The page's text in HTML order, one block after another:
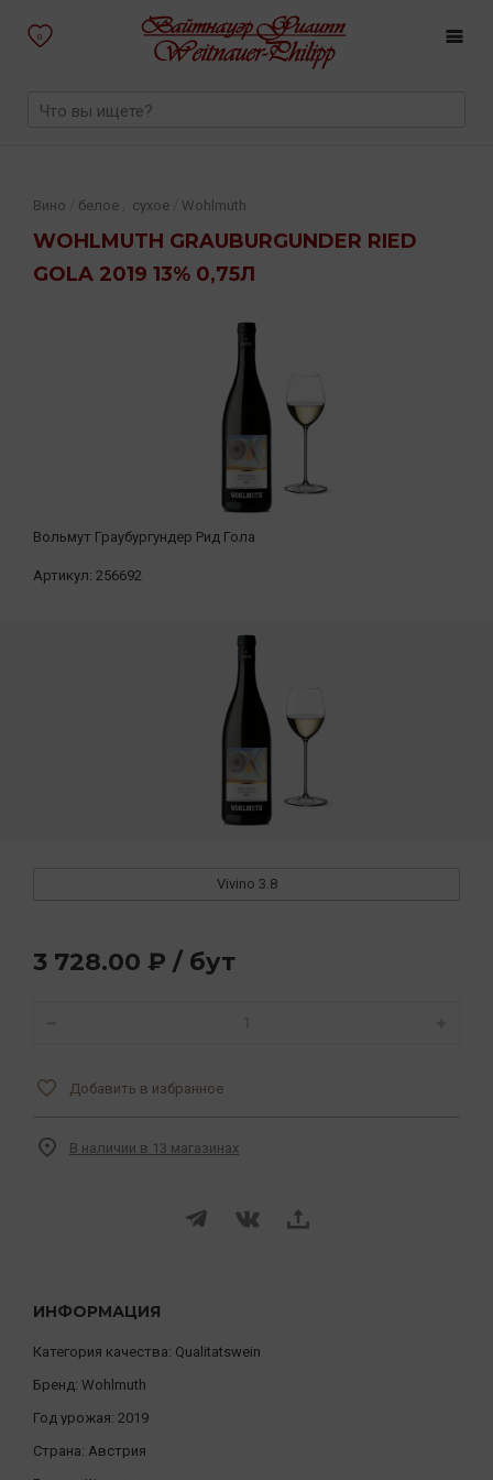
0
WOHLMUTH GRAUBURGUNDER RIED
GOLA 2019 13% 0,75Л
Вино белое сухое Wohlmuth
Вольмут Граубургундер Рид Гола
Артикул: 256692
Vivino 3.8
ИНФОРМАЦИЯ
Категория качества: Qualitatswein
Бренд: Wohlmuth
Год урожая: 2019
Страна: Австрия
3 728.00 ₽ / бут
Добавить в избранное
В наличии в 13 магазинах